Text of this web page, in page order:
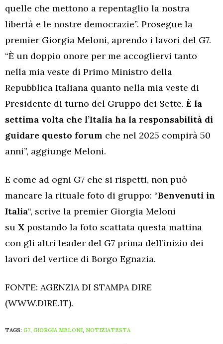
quelle che mettono a repentaglio la nostra
libertà e le nostre democrazie”. Prosegue la
premier Giorgia Meloni, aprendo i lavori del G7.
“È un doppio onore per me accogliervi tanto
nella mia veste di Primo Ministro della
Repubblica Italiana quanto nella mia veste di
Presidente di turno del Gruppo dei Sette. È la
settima volta che l’Italia ha la responsabilità di
guidare questo forum che nel 2025 compirà 50
anni”, aggiunge Meloni.
E come ad ogni G7 che si rispetti, non può
mancare la rituale foto di gruppo: “Benvenuti in
Italia“, scrive la premier Giorgia Meloni
su X postando la foto scattata questa mattina
con gli altri leader del G7 prima dell’inizio dei
lavori del vertice di Borgo Egnazia.
FONTE: AGENZIA DI STAMPA DIRE
(WWW.DIRE.IT).
TAGS: G7, GIORGIA MELONI, NOTIZIATESTA